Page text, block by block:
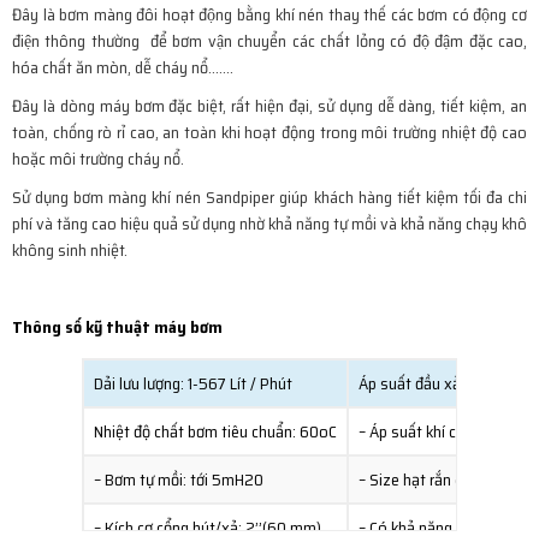
Đây là bơm màng đôi hoạt động bằng khí nén thay thế các bơm có động cơ
điện thông thường để bơm vận chuyển các chất lỏng có độ đậm đặc cao,
hóa chất ăn mòn, dễ cháy nổ…….
Đây là dòng máy bơm đặc biệt, rất hiện đại, sử dụng dễ dàng, tiết kiệm, an
toàn, chống rò rỉ cao, an toàn khi hoạt động trong môi trường nhiệt độ cao
hoặc môi trường cháy nổ.
Sử dụng bơm màng khí nén Sandpiper giúp khách hàng tiết kiệm tối đa chi
phí và tăng cao hiệu quả sử dụng nhờ khả năng tự mồi và khả năng chạy khô
không sinh nhiệt.
Thông số kỹ thuật máy bơm
Dải lưu lượng: 1-567 Lít / Phút
Áp suất đầu xả: 7bar
Nhiệt độ chất bơm tiêu chuẩn: 60oC
– Áp suất khí cung cấp
– Bơm tự mồi: tới 5mH20
– Size hạt rắn có thể bơm
– Kích cơ cổng hút/xả: 2’’(60 mm)
– Có khả năng chạy khô